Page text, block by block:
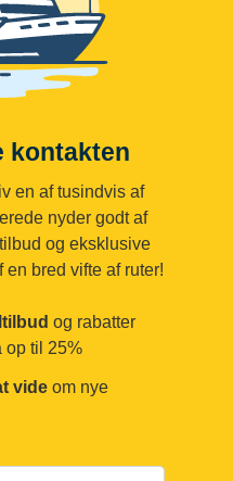
kontakten
en af tusindvis af
nyder godt af
og eksklusive
bred vifte af ruter!
og rabatter
op til 25%
vide om nye